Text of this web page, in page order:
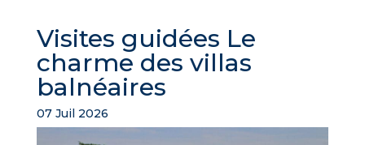
Visites guidées Le
charme des villas
balnéaires
07 Juil 2026